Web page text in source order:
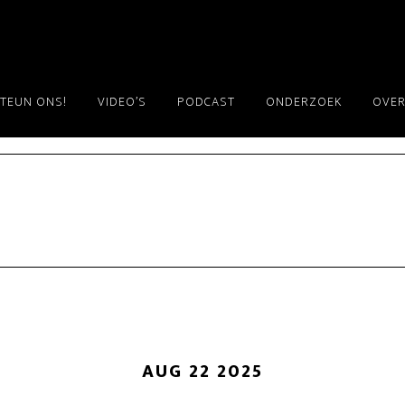
ONS! VIDEO’S PODCAST ONDERZOEK
AUG 22 2025